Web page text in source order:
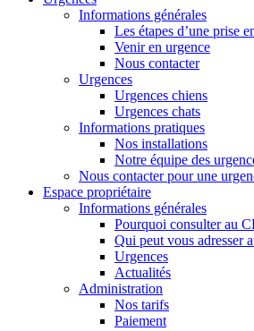
Informations générales
Les étapes d’une prise
Venir en urgence
Nous contacter
Urgences
Urgences chiens
Urgences chats
Informations pratiques
Nos installations
Notre équipe des
Nous contacter pour une
Espace propriétaire
Informations générales
Pourquoi consulter au
Qui peut vous adresser
Urgences
Actualités
Administration
Nos tarifs
Paiement